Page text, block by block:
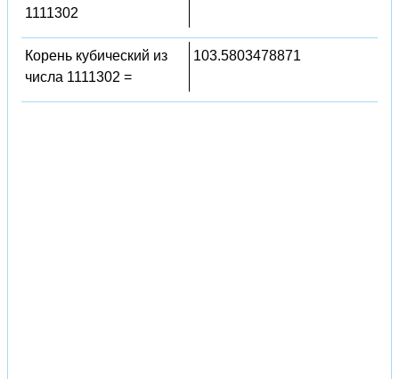
1111302
Корень кубический из
числа 1111302 =
103.5803478871